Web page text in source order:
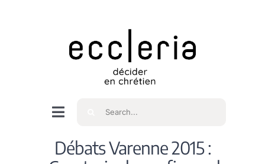
Navigation
bascule
Accueil
Rechercher
Débats Varenne 2015 :